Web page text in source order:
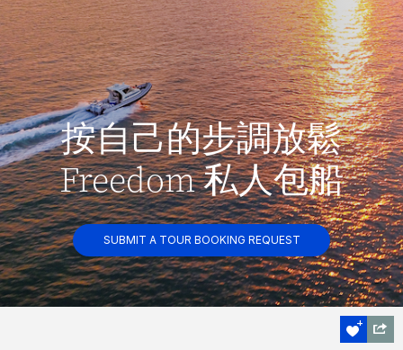
按自己的步調放鬆
Freedom 私人包船
SUBMIT A TOUR BOOKING REQUEST